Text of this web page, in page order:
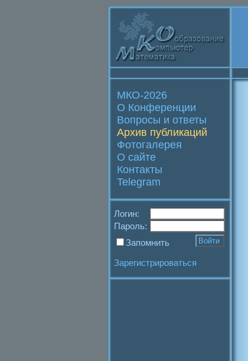
МКО-2026
О Конференции
Вопросы и ответы
Архив публикаций
Фотогалерея
О сайте
Контакты
Telegram
Логин:
Пароль:
Запомнить
Зарегистрироваться